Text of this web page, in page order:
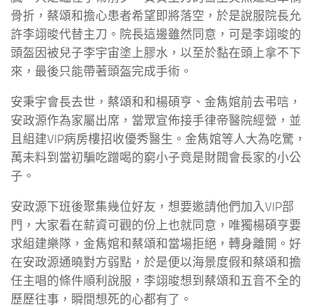
骨折，蔡頌和擔心患者希望即將落空，於是說服院長允
許李翊晙代替主刀。院長這邊雖然同意，可是李翊晙的
頭盔因被兒子李宇宙塗上膠水，以至於黏在頭上拿不下
來，最後只能帶著頭盔完成手術。
安秉宇會長去世，蔡頌和和楊碩亨、金雋婠前去弔唁，
安政源作為家屬出席，當眾宣佈接手律帝醫院經營，並
且組建VIP病房樓招收優秀醫生。金雋婠等人大為吃驚，
萬未料到當初騙吃蹭喝的窮小子竟是財閥會長家的小公
子。
安政源下班後聚集幾位好友，想要邀請他們加入VIP部
門，大家看在薪資可觀的份上也就同意，唯獨楊碩亨要
求組建樂隊，金雋婠和蔡頌和當場拒絕，轉身離開。好
在安政源通曉對方弱點，於是便以海景度假和蔡頌和擔
任主唱的條件順利說服，李翊晙想到蔡頌和五音不全的
歷歷往事，瞬間想死的心都有了。